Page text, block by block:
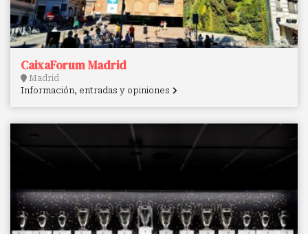
CaixaForum Madrid
Madrid
Información, entradas y opiniones